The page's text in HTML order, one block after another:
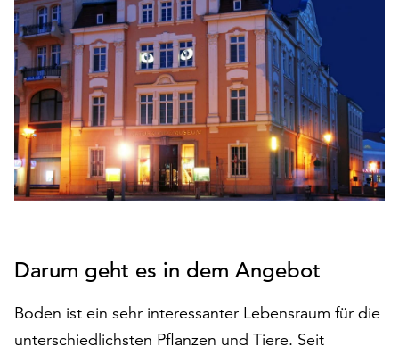
den
Betrieb
der
Seite
notwendig
sind
(funktionale
Cookies),
sowie
solche,
zu
anonymen
Statistikzwecken
genutzt
werden.
Darum geht es in dem Angebot
Boden ist ein sehr interessanter Lebensraum für die
unterschiedlichsten Pflanzen und Tiere. Seit